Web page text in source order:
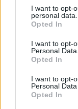
I want to opt-
personal data.
Opted In
I want to opt-
Personal Data.
Opted In
I want to opt-
Personal
Opted In
dohledem svých
Olomoucká zoo
později chov tohoto
tam narodilo 21
siluetami zvěře
1.8.2026 17:22 | PLZEŇ